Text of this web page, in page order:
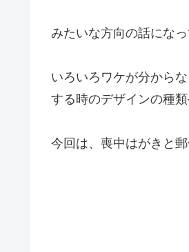
みたいな方向の話にな
いろいろワケが分から
する時のデザインの種
今回は、喪中はがきと